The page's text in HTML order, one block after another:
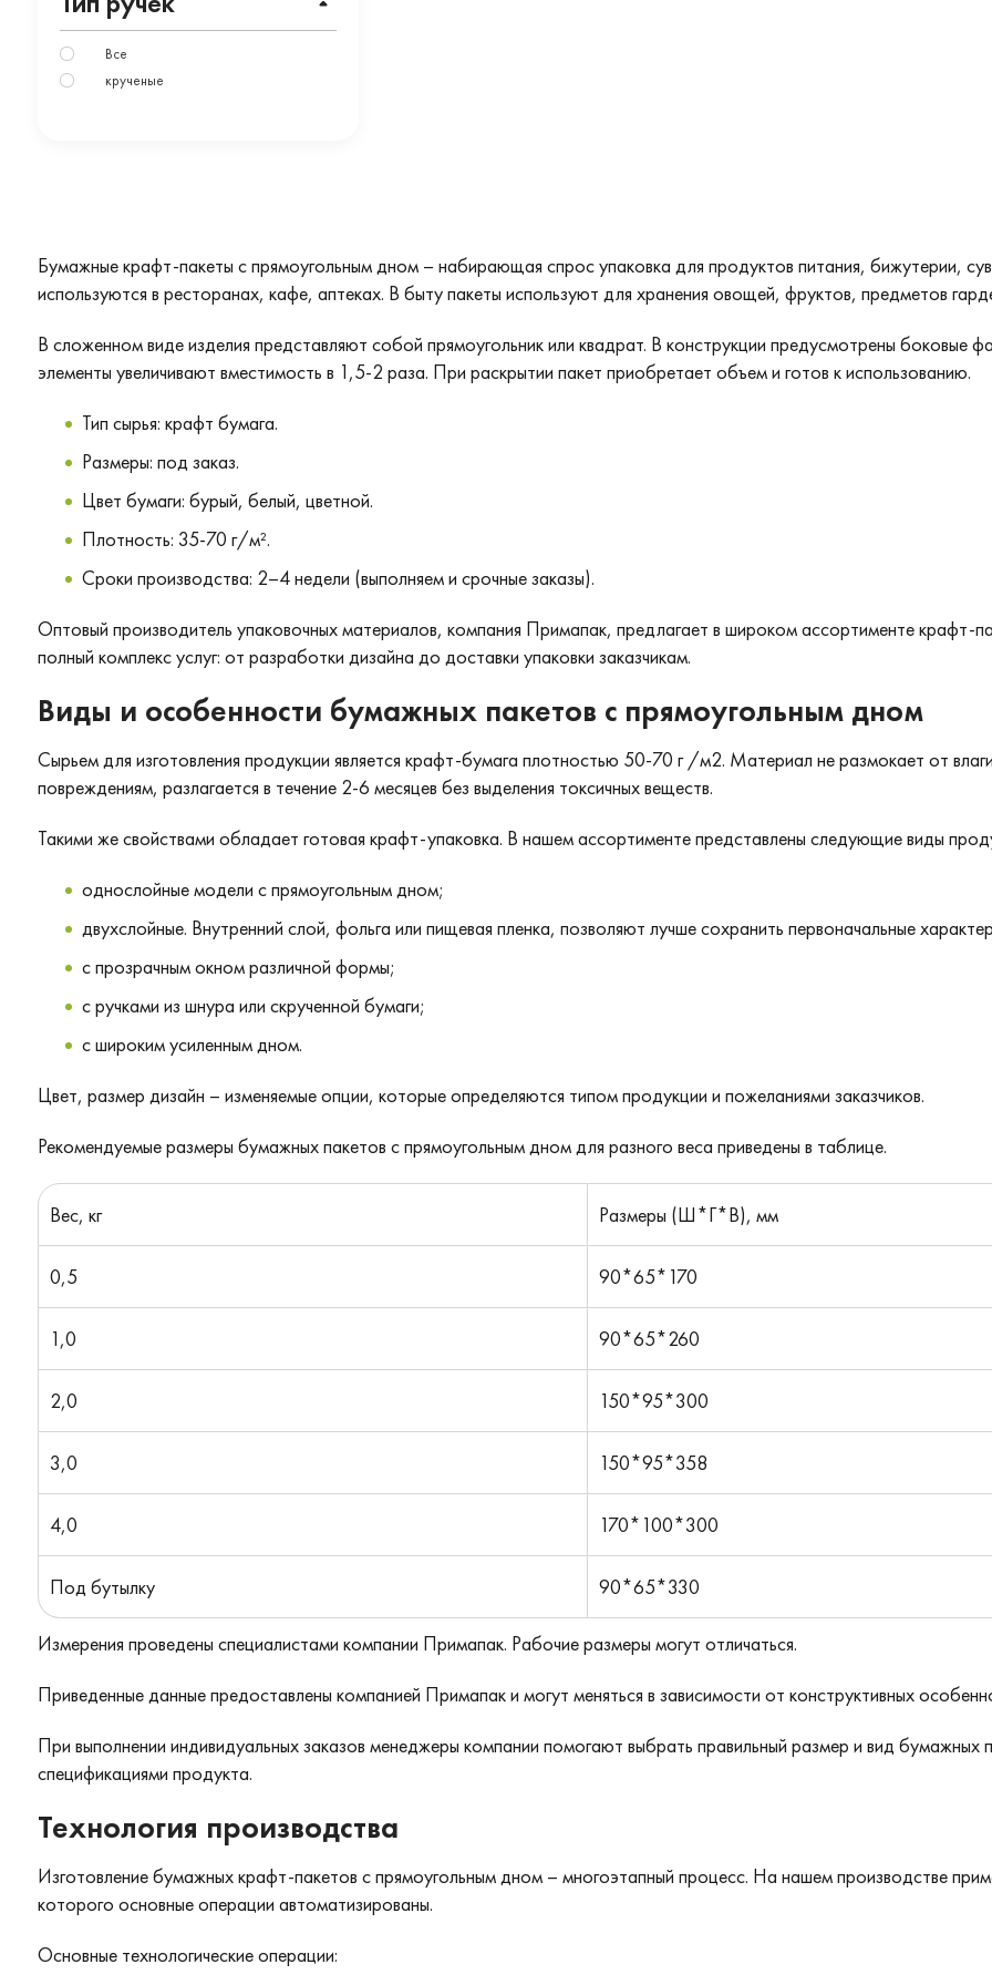
Все
крученые
Бумажные крафт-пакеты с прямоугольным дном – набирающая спрос упаковка для продуктов питания, бижутерии,
используются в ресторанах, кафе, аптеках. В быту пакеты используют для хранения овощей, фруктов, предметов
В сложенном виде изделия представляют собой прямоугольник или квадрат. В конструкции предусмотрены боковые
элементы увеличивают вместимость в 1,5-2 раза. При раскрытии пакет приобретает объем и готов к использованию.
Тип сырья: крафт бумага.
Размеры: под заказ.
Цвет бумаги: бурый, белый, цветной.
Плотность: 35-70 г/м².
Сроки производства: 2–4 недели (выполняем и срочные заказы).
Оптовый производитель упаковочных материалов, компания Примапак, предлагает в широком ассортименте крафт-
полный комплекс услуг: от разработки дизайна до доставки упаковки заказчикам.
Виды и особенности бумажных пакетов с прямоугольным дном
Сырьем для изготовления продукции является крафт-бумага плотностью 50-70 г /м2. Материал не размокает от
повреждениям, разлагается в течение 2-6 месяцев без выделения токсичных веществ.
Такими же свойствами обладает готовая крафт-упаковка. В нашем ассортименте представлены следующие виды
однослойные модели с прямоугольным дном;
двухслойные. Внутренний слой, фольга или пищевая пленка, позволяют лучше сохранить первоначальные
с прозрачным окном различной формы;
с ручками из шнура или скрученной бумаги;
с широким усиленным дном.
Цвет, размер дизайн – изменяемые опции, которые определяются типом продукции и пожеланиями заказчиков.
Рекомендуемые размеры бумажных пакетов с прямоугольным дном для разного веса приведены в таблице.
Вес, кг Размеры (Ш*Г*В), мм
0,5 90*65*170
1,0 90*65*260
2,0 150*95*300
3,0 150*95*358
4,0 170*100*300
Под бутылку 90*65*330
Измерения проведены специалистами компании Примапак. Рабочие размеры могут отличаться.
Приведенные данные предоставлены компанией Примапак и могут меняться в зависимости от конструктивных
При выполнении индивидуальных заказов менеджеры компании помогают выбрать правильный размер и вид бумажных
спецификациями продукта.
Технология производства
Изготовление бумажных крафт-пакетов с прямоугольным дном – многоэтапный процесс. На нашем производстве
которого основные операции автоматизированы.
Основные технологические операции: